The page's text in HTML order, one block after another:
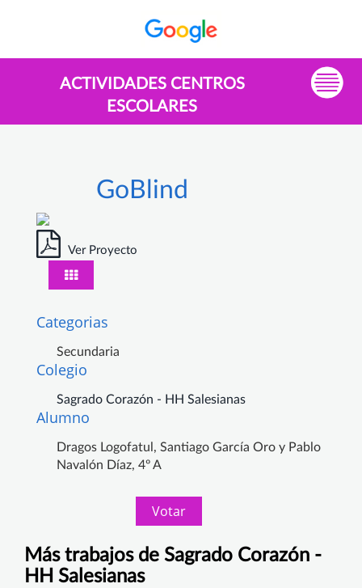
ACTIVIDADES CENTROS
ESCOLARES
GoBlind
Ver Proyecto
Categorias
Secundaria
Colegio
Sagrado Corazón - HH Salesianas
Alumno
Dragos Logofatul, Santiago García Oro y Pablo
Navalón Díaz, 4º A
Votar
Más trabajos de Sagrado Corazón -
HH Salesianas